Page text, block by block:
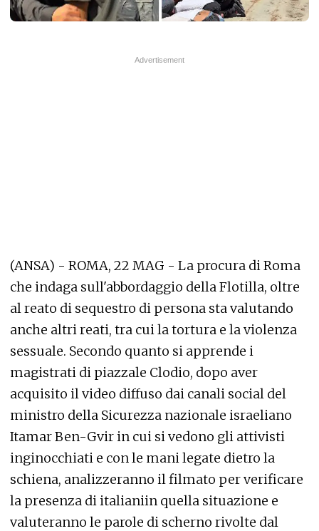
(ANSA) - ROMA, 22 MAG - La procura di Roma
che indaga sull'abbordaggio della Flotilla, oltre
al reato di sequestro di persona sta valutando
anche altri reati, tra cui la tortura e la violenza
sessuale. Secondo quanto si apprende i
magistrati di piazzale Clodio, dopo aver
acquisito il video diffuso dai canali social del
ministro della Sicurezza nazionale israeliano
Itamar Ben-Gvir in cui si vedono gli attivisti
inginocchiati e con le mani legate dietro la
schiena, analizzeranno il filmato per verificare
la presenza di italianiin quella situazione e
valuteranno le parole di scherno rivolte dal